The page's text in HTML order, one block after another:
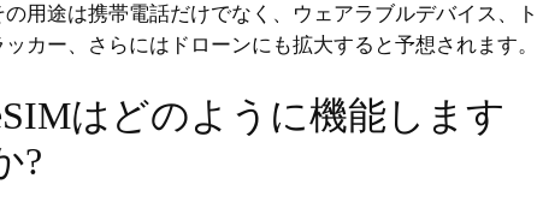
の用途は携帯電話だけでなく、ウェアラブルデバイス、ト
ッカー、さらにはドローンにも拡大すると予想されます。
はどのように機能します
?